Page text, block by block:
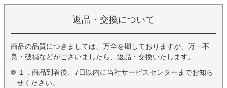
返品・交換について
商品の品質につきましては、万全を期しておりますが、万一不
良・破損などがございましたら、返品・交換いたします。
１．商品到着後、7日以内に当社サービスセンターまでお知ら
せください。